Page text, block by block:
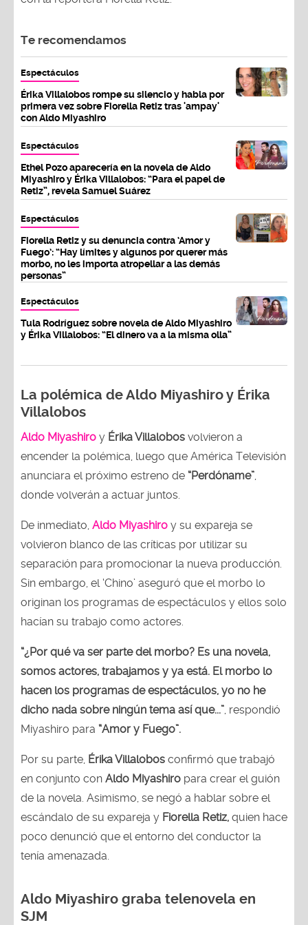
Te recomendamos
Espectáculos
Érika Villalobos rompe su silencio y habla por
primera vez sobre Fiorella Retiz tras 'ampay'
con Aldo Miyashiro
Espectáculos
Ethel Pozo aparecería en la novela de Aldo
Miyashiro y Érika Villalobos: “Para el papel de
Retiz”, revela Samuel Suárez
Espectáculos
Fiorella Retiz y su denuncia contra ‘Amor y
Fuego’: “Hay límites y algunos por querer más
morbo, no les importa atropellar a las demás
personas”
Espectáculos
Tula Rodríguez sobre novela de Aldo Miyashiro
y Érika Villalobos: “El dinero va a la misma olla”
La polémica de Aldo Miyashiro y Érika
Villalobos
Aldo Miyashiro y Érika Villalobos volvieron a
encender la polémica, luego que América Televisión
anunciara el próximo estreno de “Perdóname”,
donde volverán a actuar juntos.
De inmediato, Aldo Miyashiro y su expareja se
volvieron blanco de las críticas por utilizar su
separación para promocionar la nueva producción.
Sin embargo, el ‘Chino’ aseguró que el morbo lo
originan los programas de espectáculos y ellos solo
hacían su trabajo como actores.
“¿Por qué va ser parte del morbo? Es una novela,
somos actores, trabajamos y ya está. El morbo lo
hacen los programas de espectáculos, yo no he
dicho nada sobre ningún tema así que...”, respondió
Miyashiro para “Amor y Fuego”.
Por su parte, Érika Villalobos confirmó que trabajó
en conjunto con Aldo Miyashiro para crear el guión
de la novela. Asimismo, se negó a hablar sobre el
escándalo de su expareja y Fiorella Retiz, quien hace
poco denunció que el entorno del conductor la
tenía amenazada.
Aldo Miyashiro graba telenovela en
SJM